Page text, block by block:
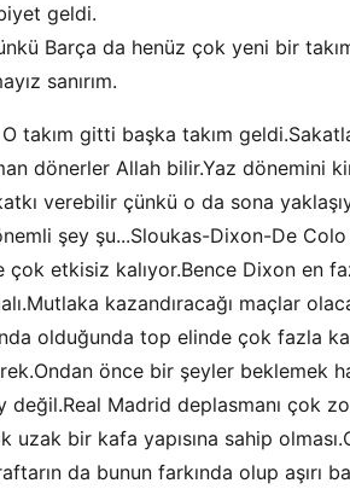
geldi.
Barça da henüz çok yeni bir
sanırım.
takım gitti başka takım
dönerler Allah bilir.Yaz dönemini
verebilir çünkü o da sona
şey şu...Sloukas-Dixon-De Colo
çok etkisiz kalıyor.Bence Dixon en
kazandıracağı maçlar
olduğunda top elinde çok fazla
önce bir şeyler beklemek
Madrid deplasmanı çok
bir kafa yapısına sahip
da bunun farkında olup aşırı